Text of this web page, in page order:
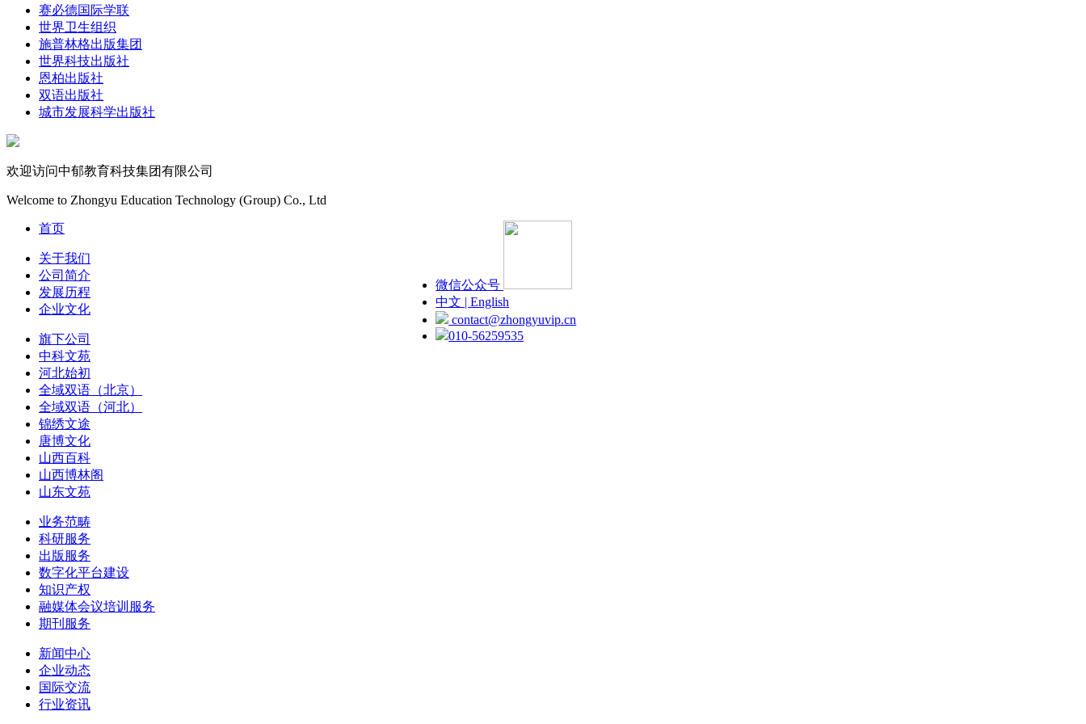
赛必德国际学联
世界卫生组织
施普林格出版集团
世界科技出版社
恩柏出版社
双语出版社
城市发展科学出版社
欢迎访问中郁教育科技集团有限公司
Welcome to Zhongyu Education Technology (Group) Co., Ltd
微信公众号
中文 | English
contact@zhongyuvip.cn
010-56259535
首页
关于我们
公司简介
发展历程
企业文化
旗下公司
中科文苑
河北始初
全域双语（北京）
全域双语（河北）
锦绣文途
唐博文化
山西百科
山西博林阁
山东文苑
业务范畴
科研服务
出版服务
数字化平台建设
知识产权
融媒体会议培训服务
期刊服务
新闻中心
企业动态
国际交流
行业资讯